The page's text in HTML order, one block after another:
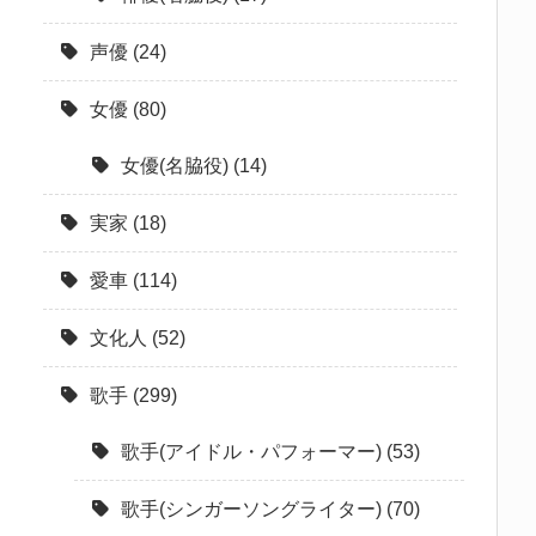
声優 (24)
女優 (80)
女優(名脇役) (14)
実家 (18)
愛車 (114)
文化人 (52)
歌手 (299)
歌手(アイドル・パフォーマー) (53)
歌手(シンガーソングライター) (70)